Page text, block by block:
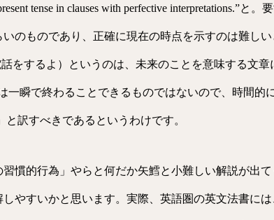
tense in clauses with perfective interpretations.”と
のものであり、正確に現在の時点を示すのは難し
話をするよ）というのは、未来のことを意味する文
一瞬で終わることできるものではないので、時間的
訳すべきであるというわけです。
慣的行為」やらと何だか矢鱈と小難しい解説が出て
やすいかと思います。実際、英語圏の英文法書に